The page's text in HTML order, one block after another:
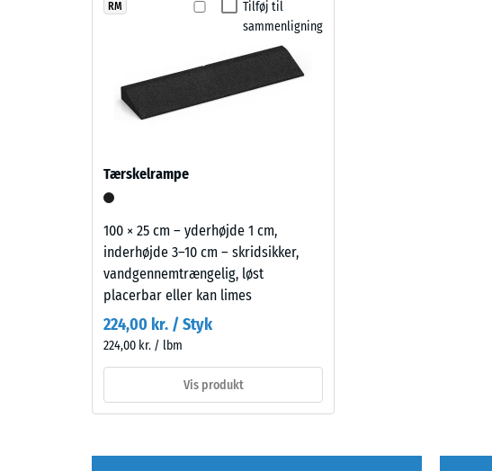
til at dæmpe trin-, rulle- og skrabstøj, hvilket er en fordel i
vedligeholdelse sker ved fejning eller højtryksrensning. Om
udskiftes uden at større dele af overfladen skal demonteres.
ELT-
skifergråt
bindemiddel.
Den
mørke
gråtone
virker
kølig
og
afdæmpet.
Ved
slid
overfladen
en
fordybning
Tilføj til
sammenligning
RM
Tærskelrampe
100 × 25 cm – yderhøjde 1 cm,
inderhøjde 3–10 cm – skridsikker,
vandgennemtrængelig, løst
placerbar eller kan limes
224,00 kr. / Styk
224,00 kr. / lbm
Vis produkt